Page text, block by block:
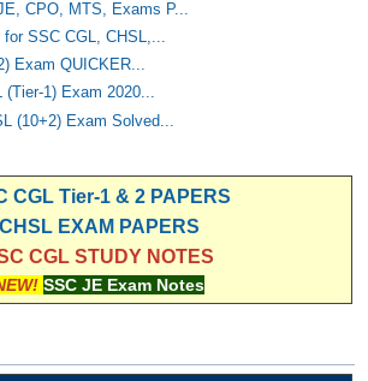
CPO, MTS, Exams P...
for SSC CGL, CHSL,...
Exam QUICKER...
(Tier-1) Exam 2020...
(10+2) Exam Solved...
CGL Tier-1 & 2 PAPERS
CHSL EXAM PAPERS
CGL STUDY NOTES
SSC JE Exam Notes